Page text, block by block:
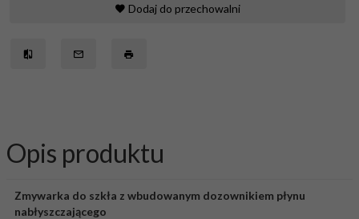
Dodaj do przechowalni
Opis produktu
Zmywarka do szkła z wbudowanym dozownikiem płynu
nabłyszczającego